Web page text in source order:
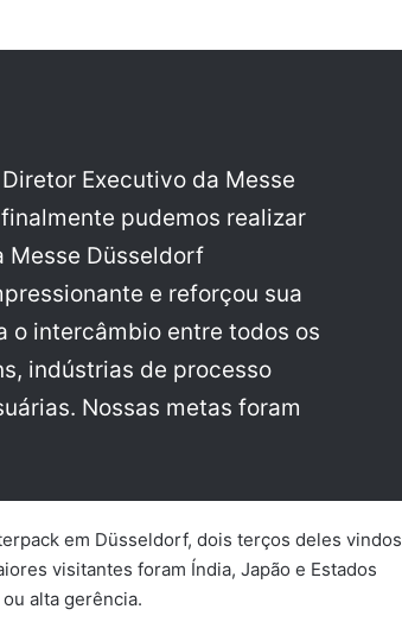
Executivo da Messe
pudemos realizar
Messe Düsseldorf
e reforçou sua
o intercâmbio entre todos os
indústrias de processo
Nossas metas foram
em Düsseldorf, dois terços deles vindos
visitantes foram Índia, Japão e Estados
alta gerência.